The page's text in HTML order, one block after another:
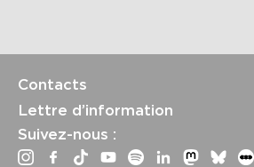
Contacts
Lettre d’information
Suivez-nous :